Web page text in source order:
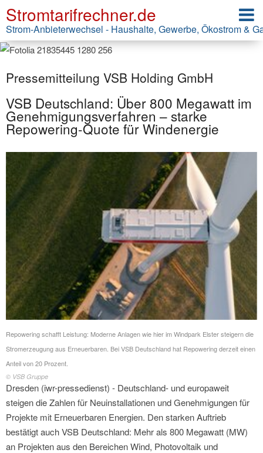
Stromtarifrechner.de
Strom-Anbieterwechsel - Haushalte, Gewerbe, Ökostrom &
Pressemitteilung VSB Holding GmbH
VSB Deutschland: Über 800 Megawatt im
Genehmigungsverfahren – starke
Repowering-Quote für Windenergie
Repowering schafft Leistung: Moderne Anlagen wie hier im Windpark Elster steigern die
Stromerzeugung aus Erneuerbaren. Bei VSB Deutschland hat Repowering derzeit einen
Anteil von 20 Prozent.
© VSB Gruppe
Dresden (iwr-pressedienst) - Deutschland- und europaweit
steigen die Zahlen für Neuinstallationen und Genehmigungen für
Projekte mit Erneuerbaren Energien. Den starken Auftrieb
bestätigt auch VSB Deutschland: Mehr als 800 Megawatt (MW)
an Projekten aus den Bereichen Wind, Photovoltaik und